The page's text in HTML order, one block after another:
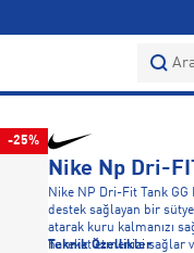
-25%
Nike Np Dri-
Nike NP Dri-Fit Tank GG
destek sağlayan bir
atarak kuru kalmanızı
hareket etmenizi sağlar
Teknik Özellikler